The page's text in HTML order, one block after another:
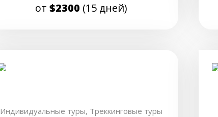
от$2300 (15 дней)
Индивидуальные туры, Треккинговые туры